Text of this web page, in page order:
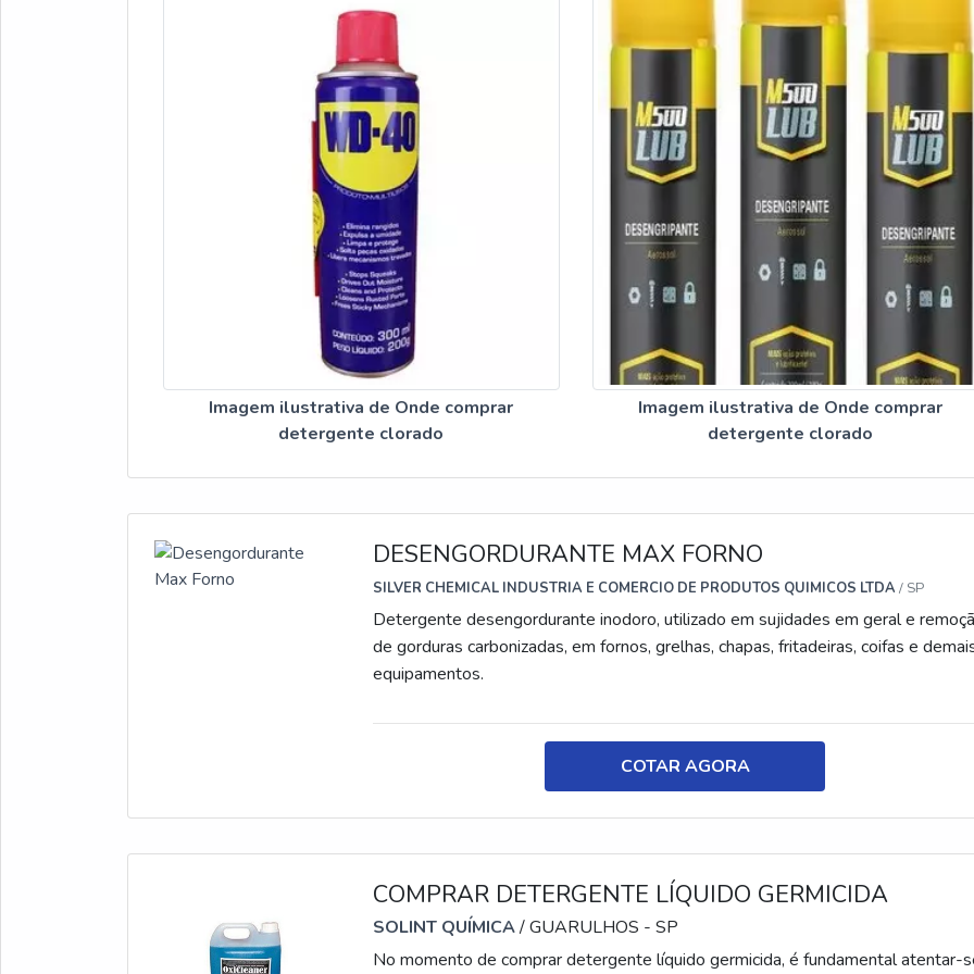
Imagem ilustrativa de Onde comprar
detergente clorado
Imagem ilustrativa de Onde comprar
detergente clorado
DESENGORDURANTE MAX FORNO
SILVER CHEMICAL INDUSTRIA E COMERCIO DE PRODUTOS QUIMICOS LTDA / SP
Detergente desengordurante inodoro, utilizado em sujidades em geral e
de gorduras carbonizadas, em fornos, grelhas, chapas, fritadeiras, coifas e
equipamentos.
COTAR AGORA
COMPRAR DETERGENTE LÍQUIDO GERMICIDA
SOLINT QUÍMICA/ GUARULHOS - SP
No momento de comprar detergente líquido germicida, é fundamental atentar-